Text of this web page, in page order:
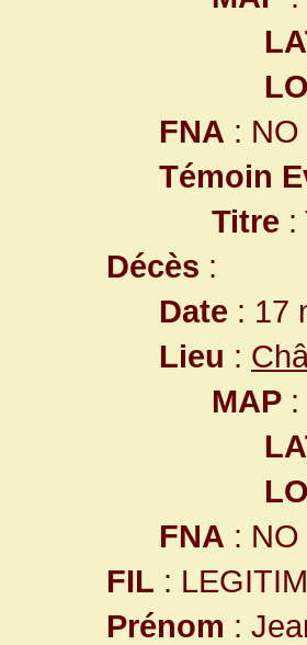
FNA : NO
Témoin
Titre :
Décès :
Date : 17
Lieu :
MAP :
FNA : NO
FIL :
Prénom :